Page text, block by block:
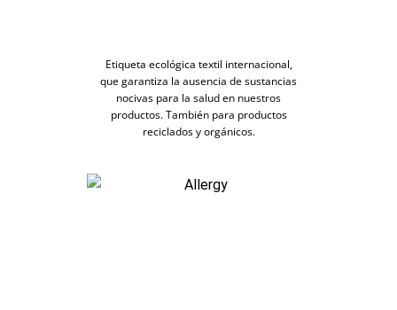
Etiqueta ecológica textil internacional,
que garantiza la ausencia de sustancias
nocivas para la salud en nuestros
productos. También para productos
reciclados y orgánicos.